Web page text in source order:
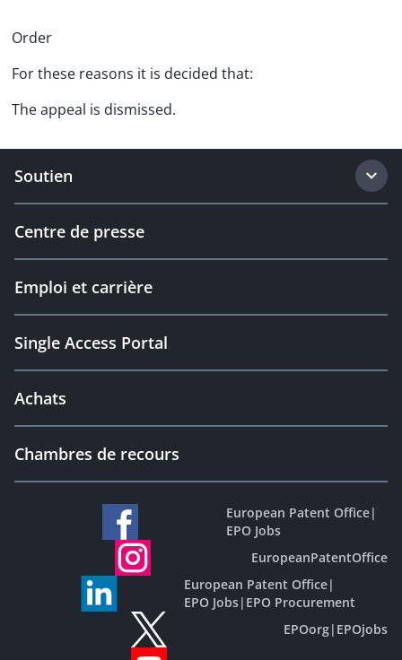
Order
For these reasons it is decided that:
The appeal is dismissed.
Soutien
Centre de presse
Emploi et carrière
Single Access Portal
Achats
Chambres de recours
European Patent Office|
EPO Jobs
EuropeanPatentOffice
European Patent Office|
EPO Jobs| EPO Procurement
EPOorg| EPOjobs